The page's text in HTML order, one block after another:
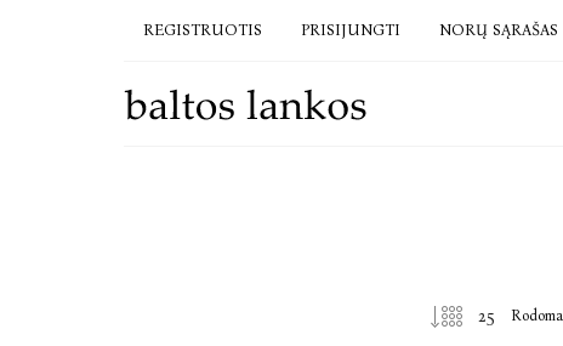
REGISTRUOTIS PRISIJUNGTI NORŲ SĄRAŠAS
Rodoma